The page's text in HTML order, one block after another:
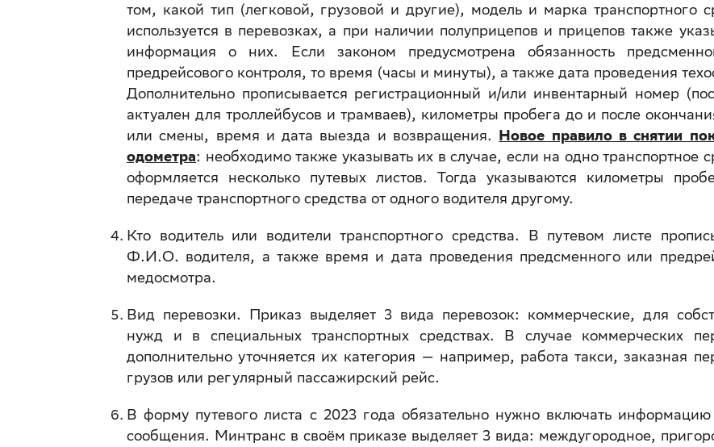
том, какой тип (легковой, грузовой и другие), модель и марка транспортного
используется в перевозках, а при наличии полуприцепов и прицепов также
информация о них. Если законом предусмотрена обязанность
предрейсового контроля, то время (часы и минуты), а также дата проведения
Дополнительно прописывается регистрационный и/или инвентарный номер
актуален для троллейбусов и трамваев), километры пробега до и после
или смены, время и дата выезда и возвращения. Новое правило в снятии
одометра: необходимо также указывать их в случае, если на одно транспортное
оформляется несколько путевых листов. Тогда указываются километры
передаче транспортного средства от одного водителя другому.
Кто водитель или водители транспортного средства. В путевом листе
Ф.И.О. водителя, а также время и дата проведения предсменного или
медосмотра.
Вид перевозки. Приказ выделяет 3 вида перевозок: коммерческие, для
нужд и в специальных транспортных средствах. В случае коммерческих
дополнительно уточняется их категория — например, работа такси, заказная
грузов или регулярный пассажирский рейс.
В форму путевого листа с 2023 года обязательно нужно включать
сообщения. Минтранс в своём приказе выделяет 3 вида: междугородное,